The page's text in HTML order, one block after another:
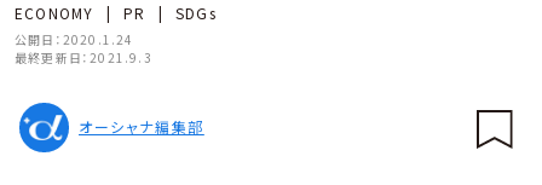
ECONOMY | PR | SDGs
公開日： 2020.1.24
最終更新日： 2021.9.3
オーシャナ編集部